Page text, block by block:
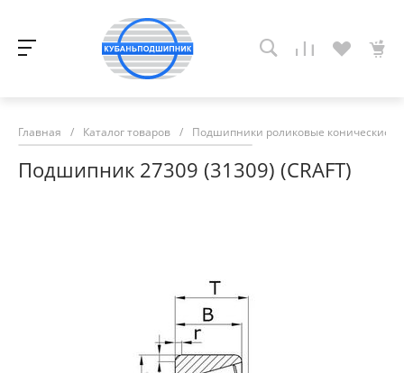
Главная / Каталог товаров / Подшипники роликовые конические
Подшипник 27309 (31309) (CRAFT)